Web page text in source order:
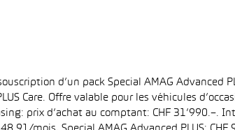
d’un pack Special AMAG Advanced
Care. Offre valable pour les véhicules
prix d’achat au comptant: CHF